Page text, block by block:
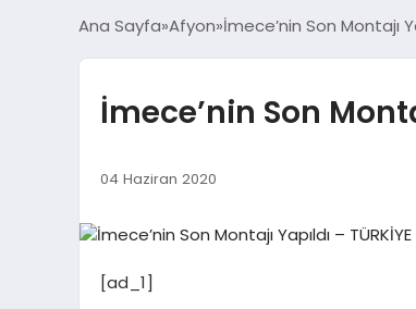
Ana Sayfa Afyon İmece’nin Son Montajı
İmece’nin Son
04 Haziran 2020
[ad_1]